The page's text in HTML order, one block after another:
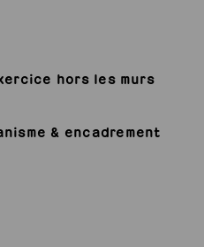
hors les murs
& encadrement